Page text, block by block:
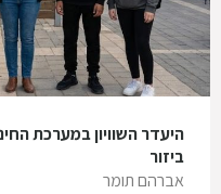
היעדר השוויון במערכת
ביזור
אברהם תומר